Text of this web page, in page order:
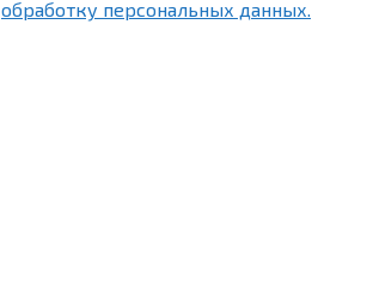
обработку персональных данных.